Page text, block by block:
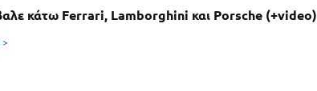
κάτω Ferrari, Lamborghini και Porsche (+video)
>